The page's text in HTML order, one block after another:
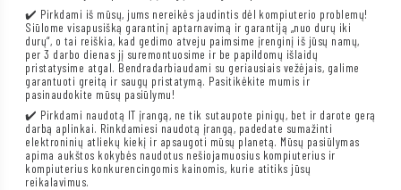
✔️ Pirkdami iš mūsų, jums nereikės jaudintis dėl kompiuterio problemų!
Siūlome visapusišką garantinį aptarnavimą ir garantiją „nuo durų iki
durų“, o tai reiškia, kad gedimo atveju paimsime įrenginį iš jūsų namų,
per 3 darbo dienas jį suremontuosime ir be papildomų išlaidų
pristatysime atgal. Bendradarbiaudami su geriausiais vežėjais, galime
garantuoti greitą ir saugų pristatymą. Pasitikėkite mumis ir
pasinaudokite mūsų pasiūlymu!
✔️ Pirkdami naudotą IT įrangą, ne tik sutaupote pinigų, bet ir darote gerą
darbą aplinkai. Rinkdamiesi naudotą įrangą, padedate sumažinti
elektroninių atliekų kiekį ir apsaugoti mūsų planetą. Mūsų pasiūlymas
apima aukštos kokybės naudotus nešiojamuosius kompiuterius ir
kompiuterius konkurencingomis kainomis, kurie atitiks jūsų
reikalavimus.